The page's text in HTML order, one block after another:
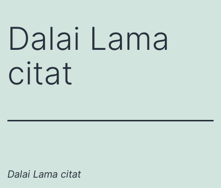
Dalai Lama
citat
Dalai Lama citat